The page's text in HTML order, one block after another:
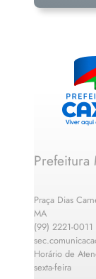
Prefeitura
Praça Dias
MA
(99) 2221-
Horário de
sexta-feira